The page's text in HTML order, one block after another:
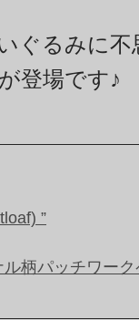
ぐるみに不
登場です♪
”
柄パッチワーク